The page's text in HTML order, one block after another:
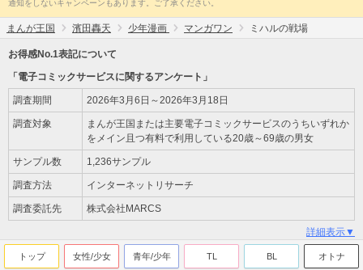
通知をしないキャンペーンもあります。ご了承ください。
まんが王国 濱田轟天 少年漫画 マンガワン ミハルの戦場
お得感No.1表記について
「電子コミックサービスに関するアンケート」
調査期間 2026年3月6日～2026年3月18日
調査対象
まんが王国または主要電子コミックサービスのうちいずれか
をメイン且つ有料で利用している20歳～69歳の男女
サンプル数 1,236サンプル
調査方法 インターネットリサーチ
調査委託先 株式会社MARCS
詳細表示▼
トップ 女性/少女 青年/少年 TL BL オトナ